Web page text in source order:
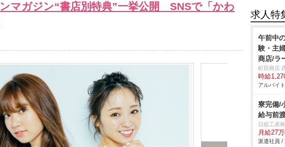
マガジン“書店別特典”一挙公開 SNSで「かわ
求人特
午前中
験・主
商店/ラ
町田商店
時給
アルバイ
寮完備/
給与前
日総工産
月給27
派遣社員 /